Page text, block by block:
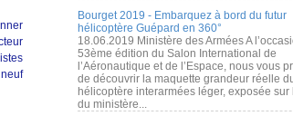
Bourget 2019 - Embarquez à bord du futur
hélicoptère Guépard en 360°
18.06.2019 Ministère des Armées A
53ème édition du Salon International de
l’Aéronautique et de l’Espace, nous vous
de découvrir la maquette grandeur réelle
hélicoptère interarmées léger, exposée sur
du ministère...